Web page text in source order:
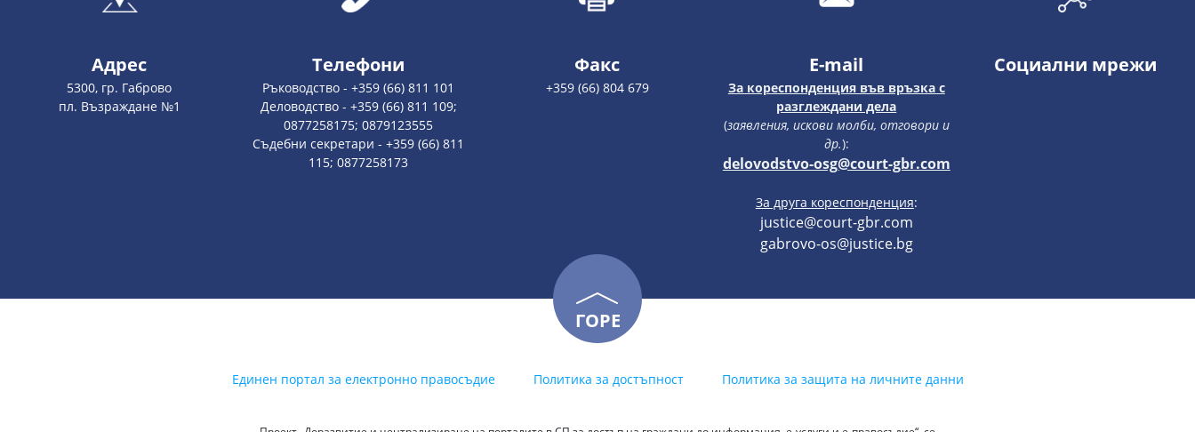
Адрес
5300, гр. Габрово
пл. Възраждане №1
Телефони
Ръководство - +359 (66) 811 101
Деловодство - +359 (66) 811 109;
0877258175; 0879123555
Съдебни секретари - +359 (66) 811
115; 0877258173
Факс
+359 (66) 804 679
E-mail
За кореспонденция във връзка с
разглеждани дела
(заявления, искови молби, отговори и
др.):
delovodstvo-osg@court-gbr.com
За друга кореспонденция:
justice@court-gbr.com
gabrovo-os@justice.bg
Социални мрежи
ГОРЕ
Единен портал за електронно правосъдие Политика за достъпност Политика за защита на личните данни